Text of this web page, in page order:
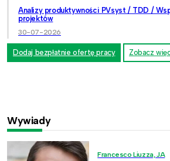
Analizy produktywności PVsyst / TDD /
projektów
30-07-2026
Dodaj bezpłatnie ofertę pracy Zobacz
Wywiady
Francesco Liuzza, JA